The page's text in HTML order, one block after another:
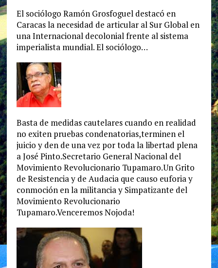
El sociólogo Ramón Grosfoguel destacó en
Caracas la necesidad de articular al Sur Global en
una Internacional decolonial frente al sistema
imperialista mundial. El sociólogo…
Basta de medidas cautelares cuando en realidad
no exiten pruebas condenatorias,terminen el
juicio y den de una vez por toda la libertad plena
a José Pinto.Secretario General Nacional del
Movimiento Revolucionario Tupamaro.Un Grito
de Resistencia y de Audacia que causo euforia y
conmoción en la militancia y Simpatizante del
Movimiento Revolucionario
Tupamaro.Venceremos Nojoda!